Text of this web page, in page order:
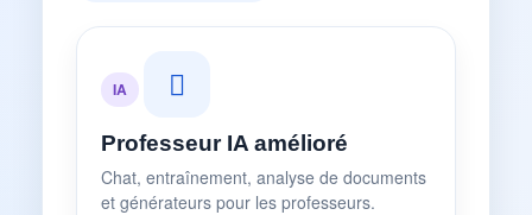
IA
Professeur IA amélioré
Chat, entraînement, analyse de documents
et générateurs pour les professeurs.